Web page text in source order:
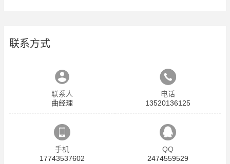
联系方式
联系人
曲经理
电话
13520136125
手机
17743537602
QQ
2474559529